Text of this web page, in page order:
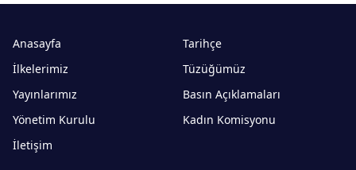
Anasayfa
Tarihçe
İlkelerimiz
Tüzüğümüz
Yayınlarımız
Basın Açıklamaları
Yönetim Kurulu
Kadın Komisyonu
İletişim